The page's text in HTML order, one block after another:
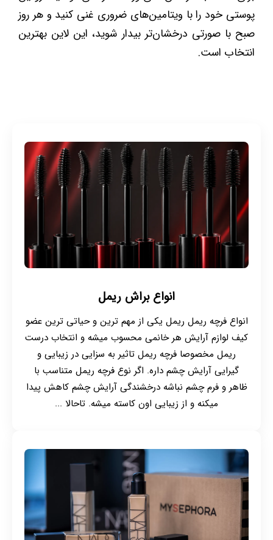
پوستی خود را با ویتامین‌های ضروری غنی کنید و هر روز
صبح با صورتی درخشان‌تر بیدار شوید، این لاین بهترین
انتخاب است.
انواع براش ریمل
انواع فرچه ریمل ریمل یکی از مهم ترین و حیاتی ترین عضو
کیف لوازم آرایش هر خانمی محسوب میشه و انتخاب درست
ریمل مخصوصا فرچه ریمل تاثیر به سزایی در زیبایی و
گیرایی آرایش چشم داره. اگر نوع فرچه ریمل متناسب با
ظاهر و فرم چشم نباشه درخشندگی آرایش چشم کاهش پیدا
میکنه و از زیبایی اون کاسته میشه. تاحالا ...